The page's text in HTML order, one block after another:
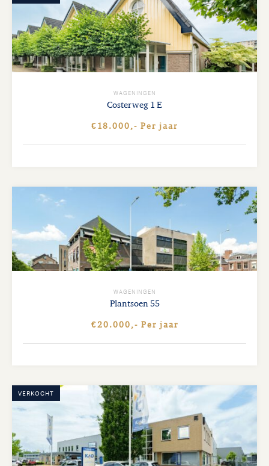
WAGENINGEN
Costerweg 1 E
€18.000,- Per jaar
WAGENINGEN
Plantsoen55
€20.000,- Per jaar
VERKOCHT